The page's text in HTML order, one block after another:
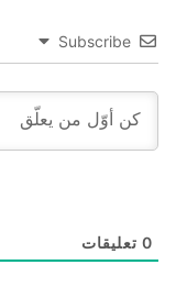
Subscribe
0 تعليقات